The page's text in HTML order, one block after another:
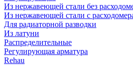
Из нержавеющей стали без
Из нержавеющей стали с
Для радиаторной разводки
Из латуни
Распределительные
Регулирующая арматура
Rehau